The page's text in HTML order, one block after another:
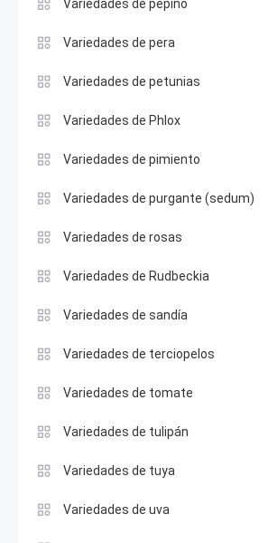
Variedades de pepino
Variedades de pera
Variedades de petunias
Variedades de Phlox
Variedades de pimiento
Variedades de purgante (sedum)
Variedades de rosas
Variedades de Rudbeckia
Variedades de sandía
Variedades de terciopelos
Variedades de tomate
Variedades de tulipán
Variedades de tuya
Variedades de uva